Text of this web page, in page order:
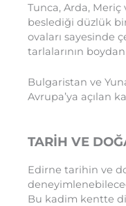
Tunca, Arda,
beslediği düzlük
ovaları sayesinde
tarlalarının
Bulgaristan ve
Avrupa’ya açılan
TARİH VE
Edirne tarihin ve
Bu kadim kentte